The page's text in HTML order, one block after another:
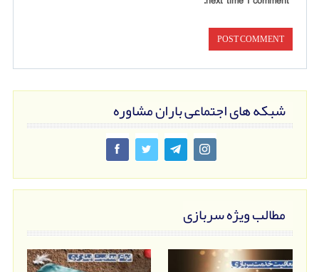
شبکه های اجتماعی باران مشاوره
مطالب ویژه سربازی